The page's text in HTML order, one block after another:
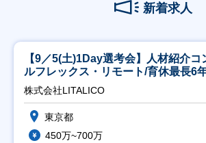
新着求人
【9／5(土)1Day選考会】人材紹介コ
ルフレックス・リモート/育休最長6
株式会社LITALICO
東京都
450万~700万